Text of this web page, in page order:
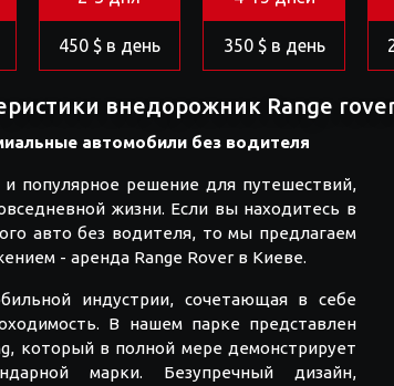
450 $ в день 350 $ в день
внедорожник Range
автомобили без водителя
популярное решение для путешествий,
жизни. Если вы находитесь в
авто без водителя, то мы предлагаем
- аренда Range Rover в Киеве.
индустрии, сочетающая в себе
В нашем парке представлен
который в полной мере демонстрирует
марки. Безупречный дизайн,